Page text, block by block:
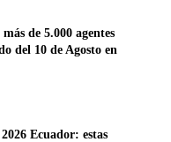
de 5.000 agentes
del 10 de Agosto en
Ecuador: estas